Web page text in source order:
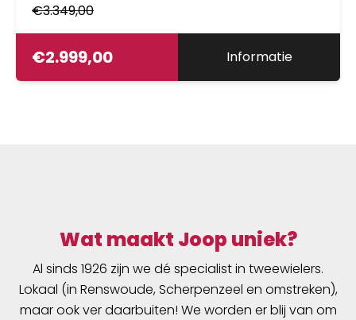
€3.349,00
€2.999,00 Informatie
Wat maakt Joop uniek?
Al sinds 1926 zijn we dé specialist in tweewielers.
Lokaal (in Renswoude, Scherpenzeel en omstreken),
maar ook ver daarbuiten! We worden er blij van om